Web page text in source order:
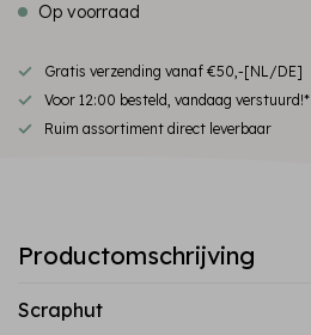
Op voorraad
Gratis verzending vanaf €50,-[NL/DE]
Voor 12:00 besteld, vandaag verstuurd!*
Ruim assortiment direct leverbaar
Productomschrijving
Scraphut